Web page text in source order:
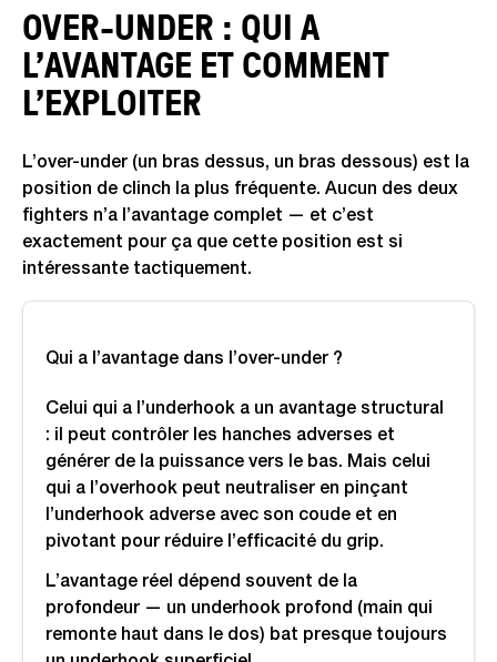
OVER-UNDER : QUI A
L’AVANTAGE ET COMMENT
L’EXPLOITER
L’over-under (un bras dessus, un bras dessous) est la
position de clinch la plus fréquente. Aucun des deux
fighters n’a l’avantage complet — et c’est
exactement pour ça que cette position est si
intéressante tactiquement.
Qui a l’avantage dans l’over-under ?
Celui qui a l’underhook a un avantage structural
: il peut contrôler les hanches adverses et
générer de la puissance vers le bas. Mais celui
qui a l’overhook peut neutraliser en pinçant
l’underhook adverse avec son coude et en
pivotant pour réduire l’efficacité du grip.
L’avantage réel dépend souvent de la
profondeur — un underhook profond (main qui
remonte haut dans le dos) bat presque toujours